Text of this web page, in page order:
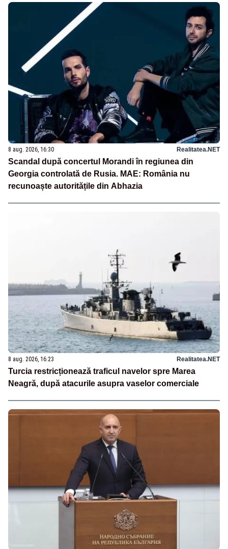
8 aug. 2026, 16:30 Realitatea.NET
Scandal după concertul Morandi în regiunea din
Georgia controlată de Rusia. MAE: România nu
recunoaște autoritățile din Abhazia
8 aug. 2026, 16:23 Realitatea.NET
Turcia restricționează traficul navelor spre Marea
Neagră, după atacurile asupra vaselor comerciale